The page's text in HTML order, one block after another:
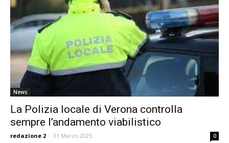
News
La Polizia locale di Verona controlla
sempre l’andamento viabilistico
redazione 2 - 31 Marzo 2025 0